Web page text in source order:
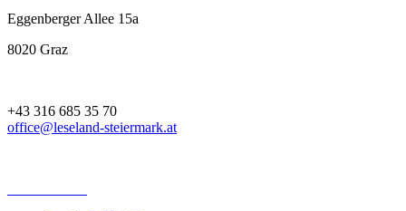
Eggenberger Allee 15a
8020 Graz
+43 316 685 35 70
office@leseland-steiermark.at